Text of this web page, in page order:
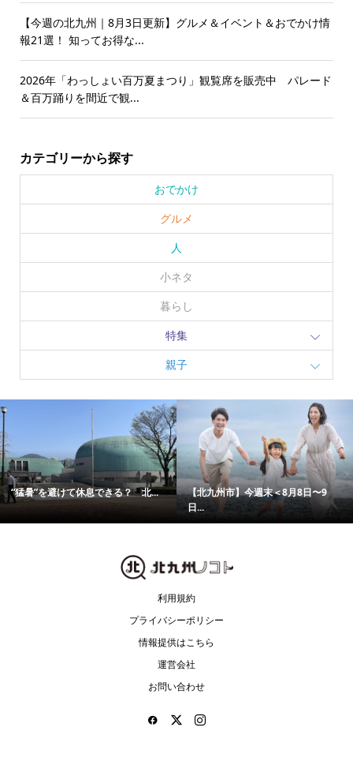
【今週の北九州｜8月3日更新】グルメ＆イベント＆おでかけ情
報21選！ 知ってお得な...
2026年「わっしょい百万夏まつり」観覧席を販売中 パレード
＆百万踊りを間近で観...
カテゴリーから探す
おでかけ
グルメ
人
小ネタ
暮らし
特集
親子
“猛暑”を避けて休息できる？ 北...
【北九州市】今週末＜8月8日〜9
日...
利用規約
プライバシーポリシー
情報提供はこちら
運営会社
お問い合わせ